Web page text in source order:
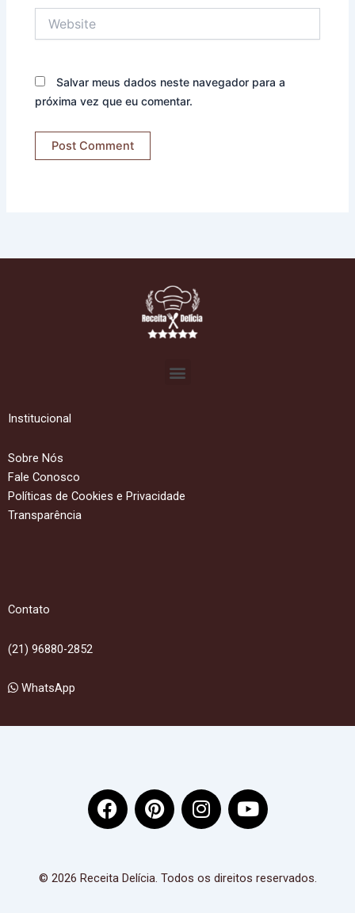
Salvar meus dados neste navegador para a
próxima vez que eu comentar.
Menu
Institucional
Sobre Nós
Fale Conosco
Políticas de Cookies e Privacidade
Transparência
Contato
(21) 96880-2852
WhatsApp
F
a
b
P
i
e
I
n
a
Y
o
u
© 2026 Receita Delícia. Todos os direitos reservados.